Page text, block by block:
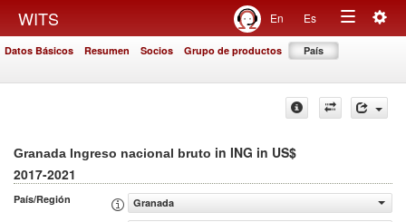
WITS En Es
Toggle
Datos Básicos Resumen Socios Grupo de productos País
Granada Ingreso nacional bruto in ING in US$
2017-2021
País/Región
Granada